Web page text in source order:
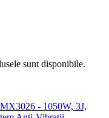
sunt disponibile.